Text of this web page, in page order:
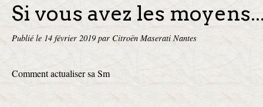
Si vous avez les
Publié le 14 février 2019 par Citroën Maserati Nantes
Comment actualiser sa Sm